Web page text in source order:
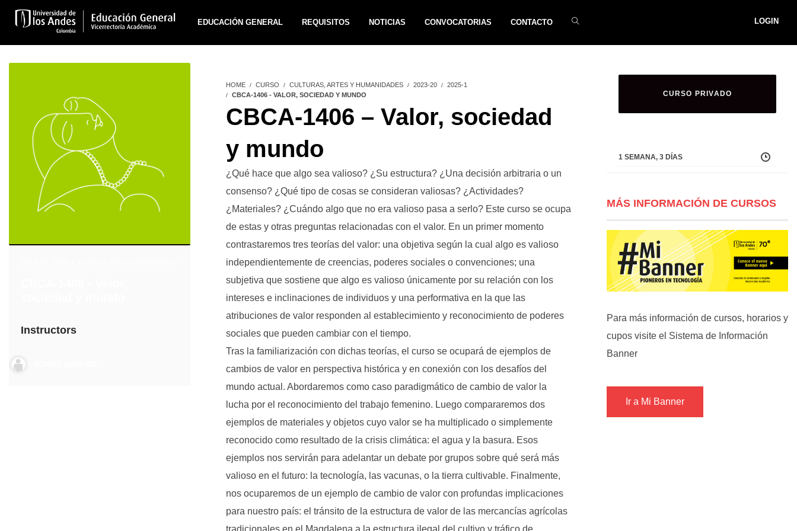
EDUCACIÓN GENERAL REQUISITOS NOTICIAS CONVOCATORIAS CONTACTO LOGIN
Instructors
HOME CURSO CULTURAS, ARTES Y HUMANIDADES 2023-20
2025-1
CBCA-1406 - VALOR, SOCIEDAD Y MUNDO
CBCA-1406 – Valor, sociedad
y mundo
¿Qué hace que algo sea valioso? ¿Su estructura? ¿Una decisión arbitraria o un
consenso? ¿Qué tipo de cosas se consideran valiosas? ¿Actividades?
¿Materiales? ¿Cuándo algo que no era valioso pasa a serlo? Este curso se ocupa
de estas y otras preguntas relacionadas con el valor. En un primer momento
contrastaremos tres teorías del valor: una objetiva según la cual algo es valioso
independientemente de creencias, poderes sociales o convenciones; una
subjetiva que sostiene que algo es valioso únicamente por su relación con los
intereses e inclinaciones de individuos y una performativa en la que las
atribuciones de valor responden al establecimiento y reconocimiento de poderes
sociales que pueden cambiar con el tiempo.
Tras la familiarización con dichas teorías, el curso se ocupará de ejemplos de
cambios de valor en perspectiva histórica y en conexión con los desafíos del
mundo actual. Abordaremos como caso paradigmático de cambio de valor la
lucha por el reconocimiento del trabajo femenino. Luego compararemos dos
ejemplos de materiales y objetos cuyo valor se ha multiplicado o simplemente
reconocido como resultado de la crisis climática: el agua y la basura. Esos
ejemplos nos servirán para adelantar un debate por grupos sobre qué será más
valioso en el futuro: la tecnología, las vacunas, o la tierra cultivable. Finalmente,
nos ocuparemos de un ejemplo de cambio de valor con profundas implicaciones
para nuestro país: el tránsito de la estructura de valor de las mercancías agrícolas
tradicionales en el Magdalena a la estructura ilegal del cultivo y tráfico de
CURSO PRIVADO
1 SEMANA, 3 DÍAS
MÁS INFORMACIÓN DE CURSOS
Para más información de cursos, horarios y
cupos visite el Sistema de Información
Banner
Ir a Mi Banner